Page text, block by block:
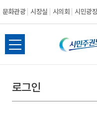
문화관광 시장실 시의회 시민광
전체메뉴 열기
로그인